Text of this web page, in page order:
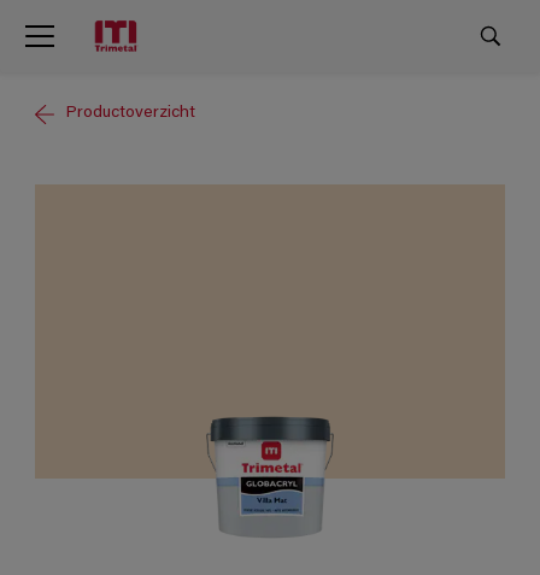
Productoverzicht